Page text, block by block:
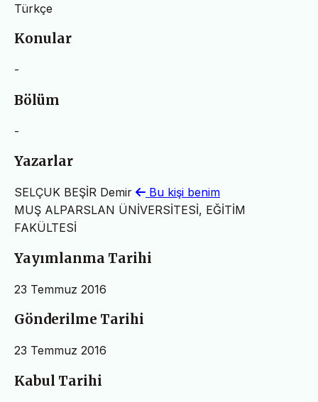
Türkçe
Konular
-
Bölüm
-
Yazarlar
SELÇUK BEŞİR Demir
Bu kişi benim
MUŞ ALPARSLAN ÜNİVERSİTESİ, EĞİTİM
FAKÜLTESİ
Yayımlanma Tarihi
23 Temmuz 2016
Gönderilme Tarihi
23 Temmuz 2016
Kabul Tarihi